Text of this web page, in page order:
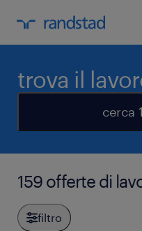
trova il
cerca
159 offerte di
filtro